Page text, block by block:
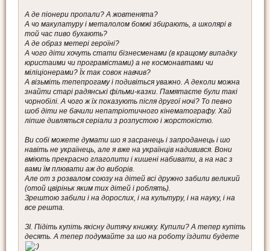
А де піонери пропали? А жовтенята?
А чо макулатуру і металолом бомжі збирають, а школярі в
той час пиво бухають?
А де образ метері героїні?
А чого діти хочуть стати бізнесменами (в кращому випадку
юристаими чи програмістами) а не космонавтами чи
міліціонерами? Їх так совок навчив?
А візьміть тепепрогаму і подивіться уважно. А деколи можна
знайти старі радянські фільми-казки. Памятаєте були такі
чорнобілі. А чого ж їх показують після другої ночі? То певно
шоб діти не бачили непатріотичного кінематографу. Хай
ліпше дивляться серіали з розпустою і жорстокістю.
Ви собі можете думати шо я засранець і запроданець і шо
навіть не українець, але я вже на українців надивився. Вони
вміють прекрасно глаголити і кишені набивати, а на нас з
вами їм плювати аж до виборів.
Але от з розвалом союзу на дітей всі дружно забили великий
(отой цвіріньк яким тих дітей і роблять).
Зрештою забили і на дорослих, і на культуру, і на науку, і на
все решта.
ЗІ. Підіть купіть якісну дитячу книжку. Купили? А тепер купіть
десять. А тепер подумайте за шо на роботу їздити будете